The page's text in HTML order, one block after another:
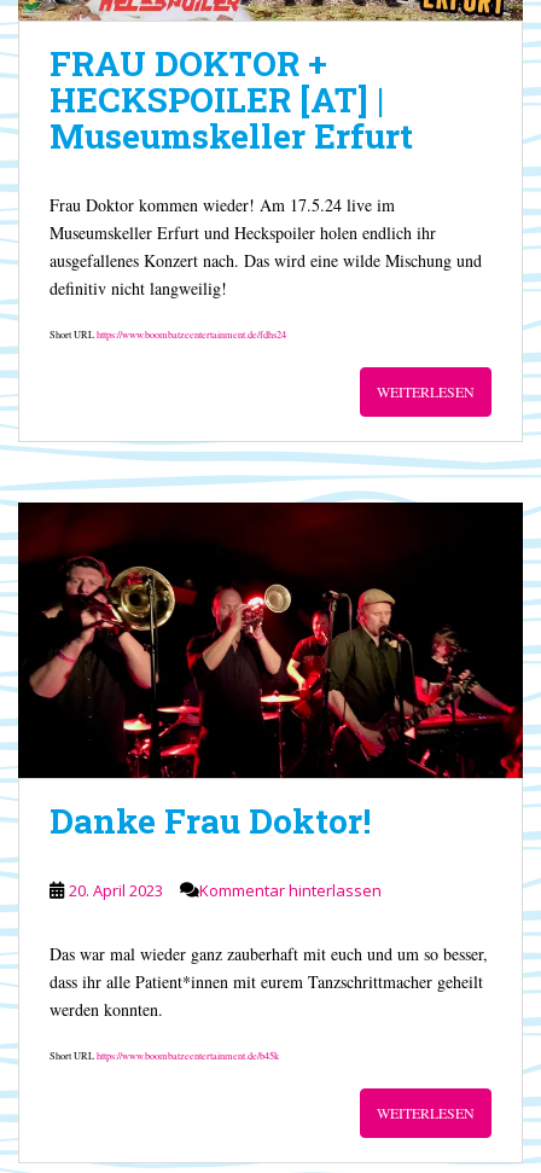
FRAU DOKTOR +
HECKSPOILER [AT] |
Museumskeller Erfurt
Frau Doktor kommen wieder! Am 17.5.24 live im
Museumskeller Erfurt und Heckspoiler holen endlich ihr
ausgefallenes Konzert nach. Das wird eine wilde Mischung und
definitiv nicht langweilig!
Short URLhttps://www.boombatzeentertainment.de/fdhs24
WEITERLESEN
Danke Frau Doktor!
20. April 2023 Kommentar hinterlassen
Das war mal wieder ganz zauberhaft mit euch und um so besser,
dass ihr alle Patient*innen mit eurem Tanzschrittmacher geheilt
werden konnten.
Short URLhttps://www.boombatzeentertainment.de/b45k
WEITERLESEN